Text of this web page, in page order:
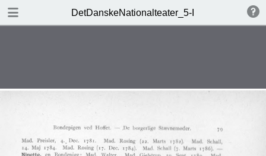
DetDanskeNationalteater_5-I
DOWNLOAD